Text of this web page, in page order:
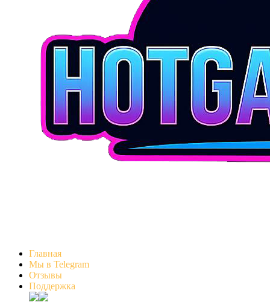
Главная
Мы в Telegram
Отзывы
Поддержка